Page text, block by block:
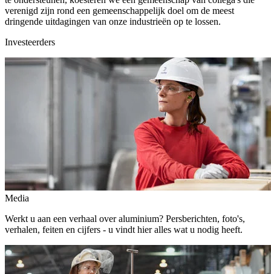
verenigd zijn rond een gemeenschappelijk doel om de meest
dringende uitdagingen van onze industrieën op te lossen.
Investeerders
Media
Werkt u aan een verhaal over aluminium? Persberichten, foto's,
verhalen, feiten en cijfers - u vindt hier alles wat u nodig heeft.